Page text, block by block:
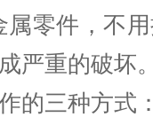
零件，不
严重的破坏
的三种方式